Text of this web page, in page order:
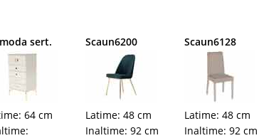
sert.
64 cm
Scaun6200
Latime: 48 cm
Inaltime: 92 cm
Scaun6128
Latime: 48 cm
Inaltime: 92 cm